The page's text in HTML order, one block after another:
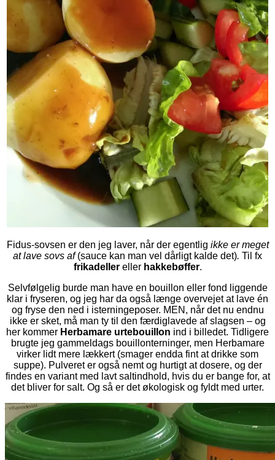
Fidus-sovsen er den jeg laver, når der egentlig ikke er meget
at lave sovs af(sauce kan man vel dårligt kalde det). Til fx
frikadellereller hakkebøffer.
Selvfølgelig burde man have en bouillon eller fond liggende
klar i fryseren, og jeg har da også længe overvejet at lave én
og fryse den ned i isterningeposer. MEN, når det nu endnu
ikke er sket, må man ty til den færdiglavede af slagsen – og
her kommer Herbamare urtebouillon ind i billedet. Tidligere
brugte jeg gammeldags bouillonterninger, men Herbamare
virker lidt mere lækkert (smager endda fint at drikke som
suppe). Pulveret er også nemt og hurtigt at dosere, og der
findes en variant med lavt saltindhold, hvis du er bange for, at
det bliver for salt. Og så er det økologisk og fyldt med urter.